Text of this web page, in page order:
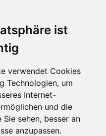
ist
verwendet Cookies
Technologien, um
Internet-
und die
Sie sehen, besser an
anzupassen.
über 80 EUR
und Rückgabe
innerhalb von 90 Tagen
einen Baum! Mehr lesen